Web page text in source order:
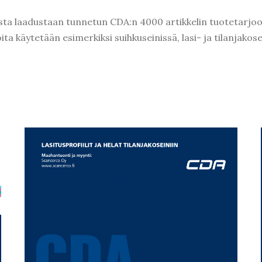
laadustaan tunnetun CDA:n 4000 artikkelin
käytetään esimerkiksi suihkuseinissä, lasi- ja